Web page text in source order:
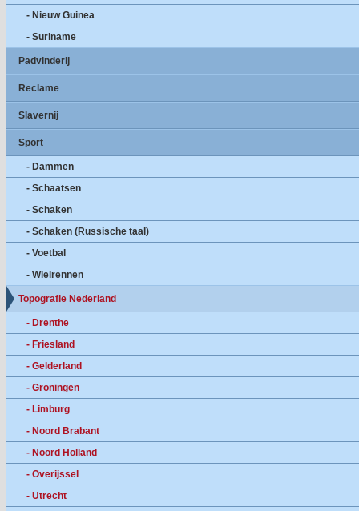
- Nieuw Guinea
- Suriname
Padvinderij
Reclame
Slavernij
Sport
- Dammen
- Schaatsen
- Schaken
- Schaken (Russische taal)
- Voetbal
- Wielrennen
Topografie Nederland
- Drenthe
- Friesland
- Gelderland
- Groningen
- Limburg
- Noord Brabant
- Noord Holland
- Overijssel
- Utrecht